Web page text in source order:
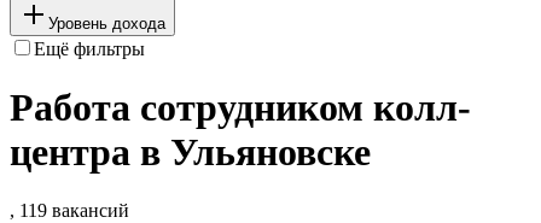
Уровень дохода
Ещё фильтры
Работа сотрудником колл-
центра в Ульяновске
, 119 вакансий